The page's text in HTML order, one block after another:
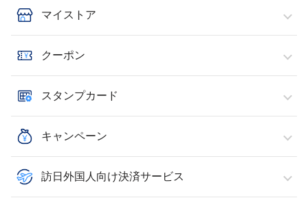
マイストア
クーポン
スタンプカード
キャンペーン
訪日外国人向け決済サービス